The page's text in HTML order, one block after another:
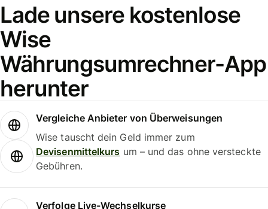
Lade unsere kostenlose
Wise
Währungsumrechner-App
herunter
Vergleiche Anbieter von Überweisungen
Wise tauscht dein Geld immer zum
Devisenmittelkurs um – und das ohne versteckte
Gebühren.
Verfolge Live-Wechselkurse